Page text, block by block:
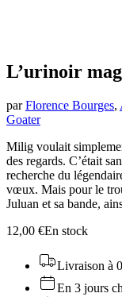
L’urinoir
par Florence Bourges,
Goater
Milig voulait
des regards. C’était
recherche du
vœux. Mais pour le
Juluan et sa bande,
12,00 €En stock
Livraison à
En 3 jours